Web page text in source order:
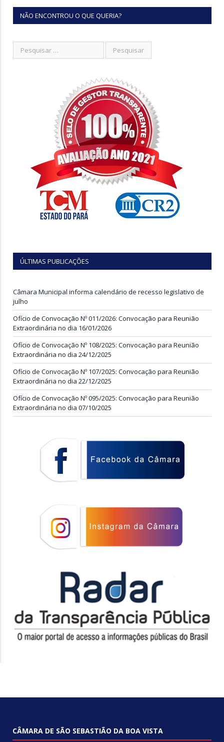
NÃO ENCONTROU O QUE QUERIA?
ÚLTIMAS PUBLICAÇÕES
Câmara Municipal informa calendário de recesso legislativo de
julho
Ofício de Convocação Nº 011/2026: Convocação para Reunião
Extraordinária no dia 16/01/2026
Ofício de Convocação Nº 108/2025: Convocação para Reunião
Extraordinária no dia 24/12/2025
Ofício de Convocação Nº 107/2025: Convocação para Reunião
Extraordinária no dia 22/12/2025
Ofício de Convocação Nº 095/2025: Convocação para Reunião
Extraordinária no dia 07/10/2025
CÂMARA DE SÃO SEBASTIÃO DA BOA VISTA